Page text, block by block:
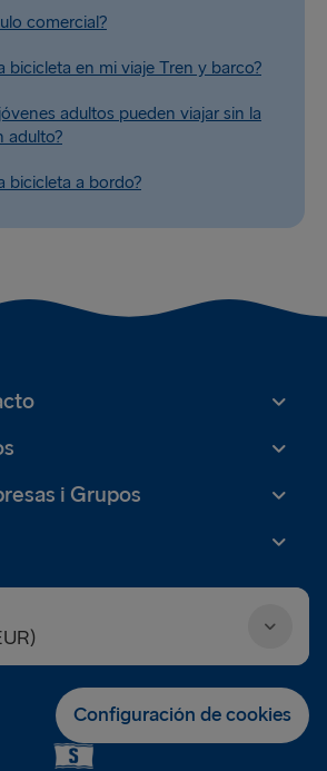
comercial?
bicicleta en mi viaje Tren y barco?
adultos pueden viajar sin la
adulto?
bicicleta a bordo?
i Grupos
Configuración de cookies